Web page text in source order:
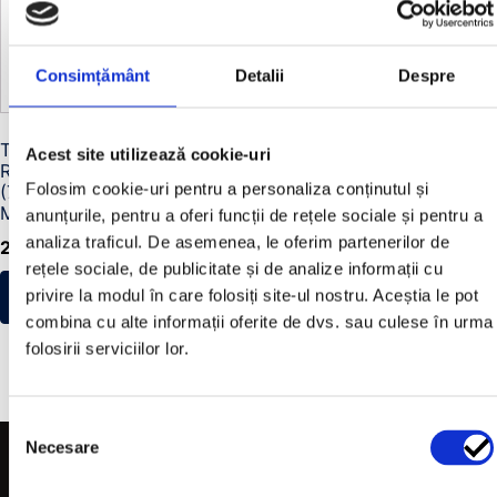
Consimțământ Detalii Despre
Acest site utilizează cookie-uri
Folosim cookie-uri pentru a personaliza conținutul și
anunțurile, pentru a oferi funcții de rețele sociale și pentru a
analiza traficul. De asemenea, le oferim partenerilor de
rețele sociale, de publicitate și de analize informații cu
privire la modul în care folosiți site-ul nostru. Aceștia le pot
combina cu alte informații oferite de dvs. sau culese în urma
folosirii serviciilor lor.
Selecția
consimțământului
Necesare
Troliu auto Titanium
Renegade 17000 Lbs
(7711 Kg) 12V Șufă
Metalică
2.500,00lei
ADAUGĂ ÎN COȘ